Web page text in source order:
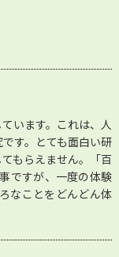
います。これは、人
す。とても面白い研
もらえません。「百
ですが、一度の体験
なことをどんどん体